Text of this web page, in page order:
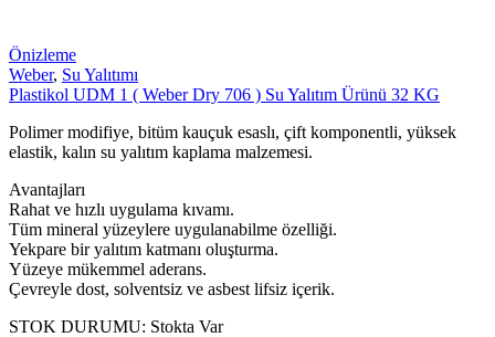
Önizleme
Weber, Su Yalıtımı
Plastikol UDM 1 ( Weber Dry 706 ) Su Yalıtım Ürünü 32 KG
Polimer modifiye, bitüm kauçuk esaslı, çift komponentli, yüksek
elastik, kalın su yalıtım kaplama malzemesi.
Avantajları
Rahat ve hızlı uygulama kıvamı.
Tüm mineral yüzeylere uygulanabilme özelliği.
Yekpare bir yalıtım katmanı oluşturma.
Yüzeye mükemmel aderans.
Çevreyle dost, solventsiz ve asbest lifsiz içerik.
STOK DURUMU: Stokta Var